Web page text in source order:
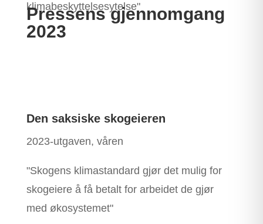
klimabeskyttelsesytelse"
Pressens gjennomgang
2023
Den saksiske skogeieren
2023-utgaven, våren
"Skogens klimastandard gjør det mulig for
skogeiere å få betalt for arbeidet de gjør
med økosystemet"